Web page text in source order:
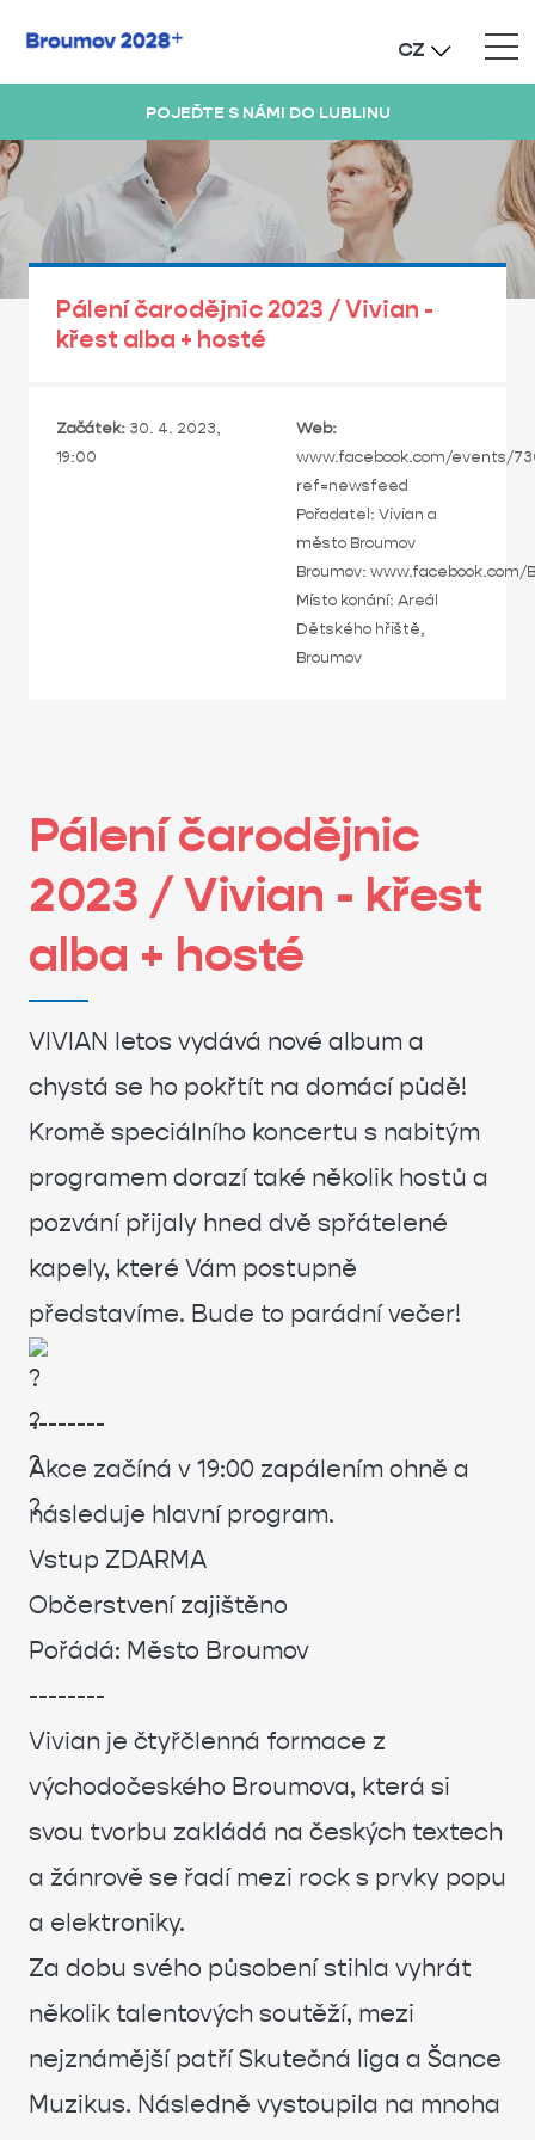
CZ
POJEĎTE S NÁMI DO LUBLINU
Pálení čarodějnic 2023 / Vivian -
křest alba + hosté
Začátek: 30. 4. 2023,
19:00
Web:
www.facebook.com/events/
ref=newsfeed
Pořadatel: Vivian a
město Broumov
Broumov: www.facebook.com/
Místo konání: Areál
Dětského hřiště,
Broumov
Pálení čarodějnic
2023 / Vivian - křest
alba + hosté
VIVIAN letos vydává nové album a
chystá se ho pokřtít na domácí půdě!
Kromě speciálního koncertu s nabitým
programem dorazí také několik hostů a
pozvání přijaly hned dvě spřátelené
kapely, které Vám postupně
představíme. Bude to parádní večer!
--------
Akce začíná v 19:00 zapálením ohně a
následuje hlavní program.
Vstup ZDARMA
Občerstvení zajištěno
Pořádá: Město Broumov
--------
Vivian je čtyřčlenná formace z
východočeského Broumova, která si
svou tvorbu zakládá na českých textech
a žánrově se řadí mezi rock s prvky popu
a elektroniky.
Za dobu svého působení stihla vyhrát
několik talentových soutěží, mezi
nejznámější patří Skutečná liga a Šance
Muzikus. Následně vystoupila na mnoha